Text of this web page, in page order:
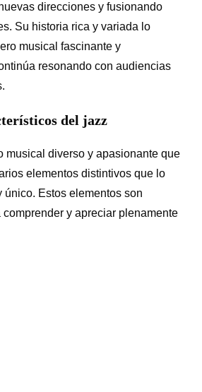
direcciones y fusionando
Su historia rica y variada lo
musical fascinante y
resonando con audiencias
del jazz
musical diverso y apasionante que
elementos distintivos que lo
único. Estos elementos son
y apreciar plenamente